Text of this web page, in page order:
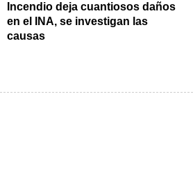
Incendio deja cuantiosos daños
en el INA, se investigan las
causas